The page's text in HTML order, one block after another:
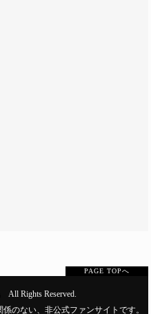
PAGE TOPへ
All Rights Reserved.
のない、非公式ファンサイトです。